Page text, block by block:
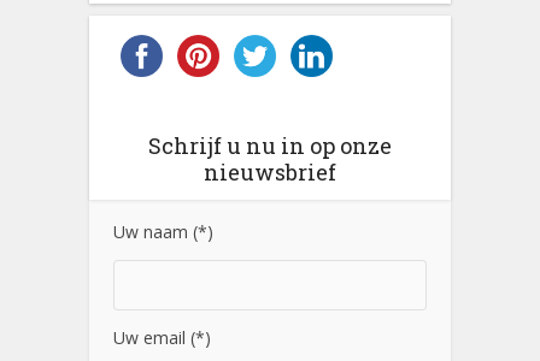
Schrijf u nu in op onze
nieuwsbrief
Uw naam (*)
Uw email (*)